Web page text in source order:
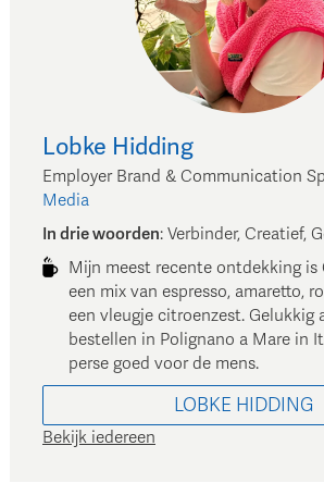
Lobke Hidding
Employer Brand & Communication
Media
In drie woorden: Verbinder, Creatief,
Mijn meest recente ontdekking is
een mix van espresso, amaretto,
een vleugje citroenzest. Gelukkig
bestellen in Polignano a Mare in
perse goed voor de mens.
LOBKE HIDDING
Bekijk iedereen